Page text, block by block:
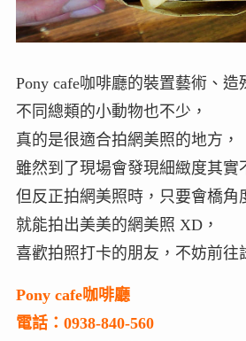
Pony cafe咖啡廳的裝置藝術、造
不同總類的小動物也不少，
真的是很適合拍網美照的地方，
雖然到了現場會發現細緻度其實
但反正拍網美照時，只要會橋角
就能拍出美美的網美照 XD，
喜歡拍照打卡的朋友，不妨前往
Pony cafe咖啡廳
電話：0938-840-560